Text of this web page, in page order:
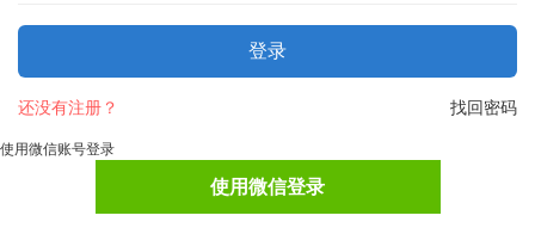
登录
找回密码
还没有注册？
使用微信账号登录
使用微信登录